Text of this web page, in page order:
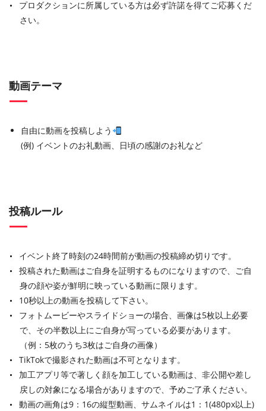
プロダクションに所属している方は必ず許諾を得てご応募くだ
さい。
動画テーマ
自由に動画を投稿しよう
(例) イベントのお礼動画、日頃の感謝のお礼など
投稿ルール
イベント終了時刻の24時間前が動画の投稿締め切りです。
投稿された動画はご自身を証明するものになりますので、ご自
身の顔や姿が鮮明に映っている動画に限ります。
10秒以上の動画を投稿して下さい。
フォトムービーやスライドショーの場合、画像は5枚以上必要
で、その半数以上にご自身が写っている必要があります。
（例：5枚のうち3枚はご自身の画像）
TikTokで撮影された動画は不可となります。
加工アプリ等で著しく顔を加工している動画は、非公開や差し
戻しの対象になる場合がありますので、予めご了承ください。
動画の画角は9：16の縦型動画、サムネイルは1：1(480px以上)